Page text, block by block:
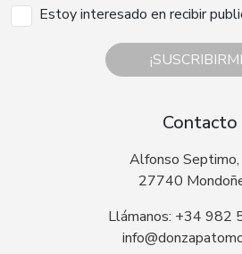
Estoy interesado en recibir
Contacto
Alfonso Septimo,
27740
Llámanos: +34 982